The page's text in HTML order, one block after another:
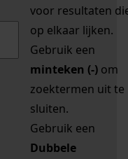
voor resultaten
op elkaar lijken.
Gebruik een
minteken (-) om
zoektermen uit te
sluiten.
Gebruik een
Dubbele